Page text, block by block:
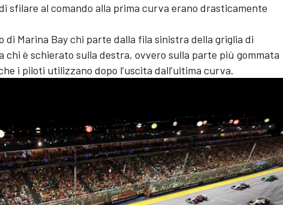
sfilare al comando alla prima curva erano drasticamente
di Marina Bay chi parte dalla fila sinistra della griglia di
chi è schierato sulla destra, ovvero sulla parte più gommata
i piloti utilizzano dopo l’uscita dall’ultima curva.